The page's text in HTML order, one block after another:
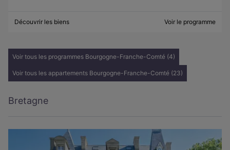
Découvrir les biens Voir le programme
Voir tous les programmes Bourgogne-Franche-Comté (4)
Voir tous les appartements Bourgogne-Franche-Comté (23)
Bretagne